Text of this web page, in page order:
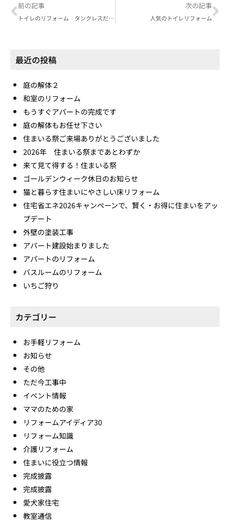
前の記事
トイレのリフォーム タンクレスだとこんなに広々 アラウーノＬ150
次の記事
人気のトイレリフォーム
最近の投稿
庭の解体２
和室のリフォーム
もうすぐアパートの完成です
庭の解体もお任せ下さい
住まいる祭ご来場ありがとうございました
2026年 住まいる祭まであとわずか
来て見て得する！住まいる祭
ゴールデンウィーク休日のお知らせ
猫と暮らす住まいにやさしい床リフォーム
住宅省エネ2026キャンペーンで、賢く・お得に住まいをアッ
プデート
外壁の塗装工事
アパート建設始まりました
アパートのリフォーム
バスルームのリフォーム
いちご狩り
カテゴリー
お手軽リフォーム
お知らせ
その他
ただ今工事中
イベント情報
ママのための家
リフォームアイディア30
リフォーム知識
介護リフォーム
住まいに役立つ情報
完成披露
完成披露
愛犬家住宅
教室通信